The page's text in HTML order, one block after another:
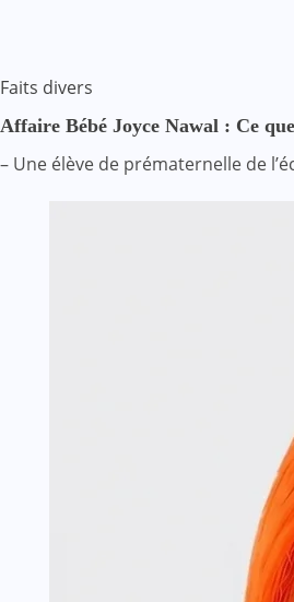
Faits divers
Affaire Bébé Joyce Nawal : Ce
– Une élève de prématernelle de